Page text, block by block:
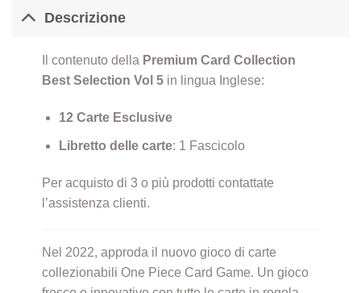
Descrizione
Il contenuto della Premium Card Collection
Best Selection Vol 5in lingua Inglese:
12 Carte Esclusive
Libretto delle carte: 1 Fascicolo
Per acquisto di 3 o più prodotti contattate
l’assistenza clienti.
Nel 2022, approda il nuovo gioco di carte
collezionabili One Piece Card Game. Un gioco